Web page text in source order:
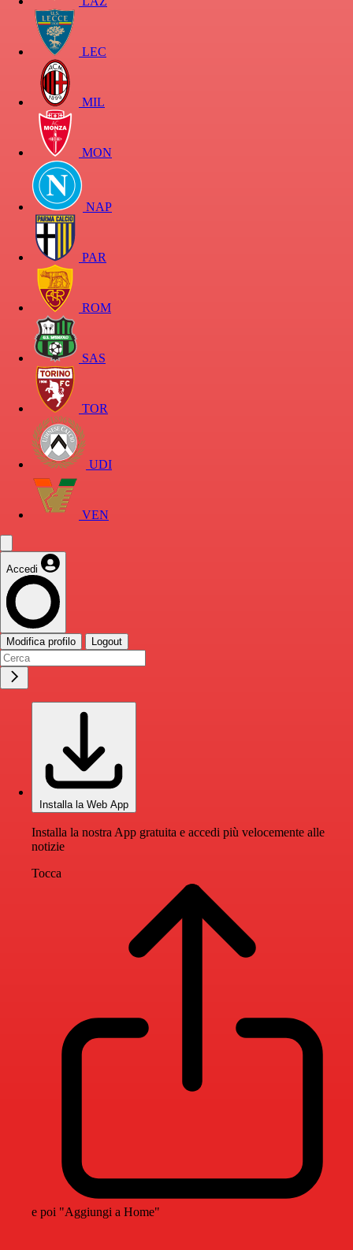
LEC
MIL
MON
NAP
PAR
ROM
SAS
TOR
UDI
VEN
Accedi
Modifica profilo Logout
Installa la Web App
Installa la nostra App gratuita e accedi più velocemente alle
notizie
Tocca
e poi "Aggiungi a Home"